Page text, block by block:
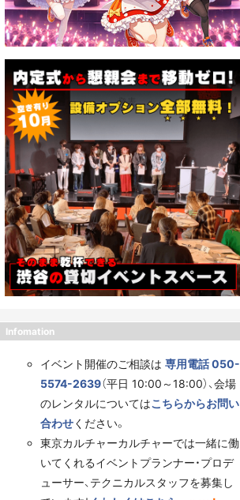
Infomation
イベント開催のご相談は 専用電話 050-
5574-2639（平日 10:00～18:00）、会場
のレンタルについてはこちらからお問い
合わせください。
東京カルチャーカルチャーでは一緒に働
いてくれるイベントプランナー・プロデ
ューサー、テクニカルスタッフを募集し